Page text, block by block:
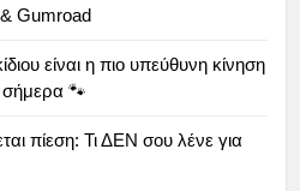
Gumroad
είναι η πιο υπεύθυνη κίνηση
σήμερα 🐾
πίεση: Τι ΔΕΝ σου λένε για